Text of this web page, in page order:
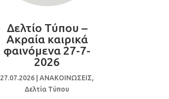
Δελτίο Τύπου –
Ακραία καιρικά
φαινόμενα 27-7-
2026
27.07.2026 |ΑΝΑΚΟΙΝΩΣΕΙΣ,
Δελτία Τύπου